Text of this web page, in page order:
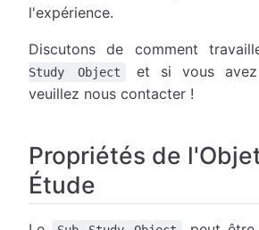
l'expérience.
Discutons de comment
Study Object
et si vous avez
veuillez nous contacter !
Propriétés de
Étude